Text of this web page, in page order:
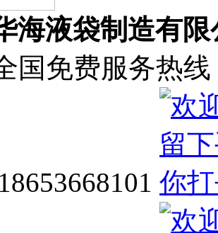
海液袋制造有限
国免费服务热线